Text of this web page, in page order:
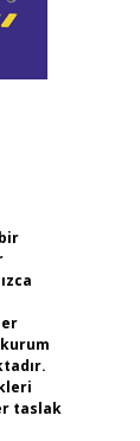
taslak